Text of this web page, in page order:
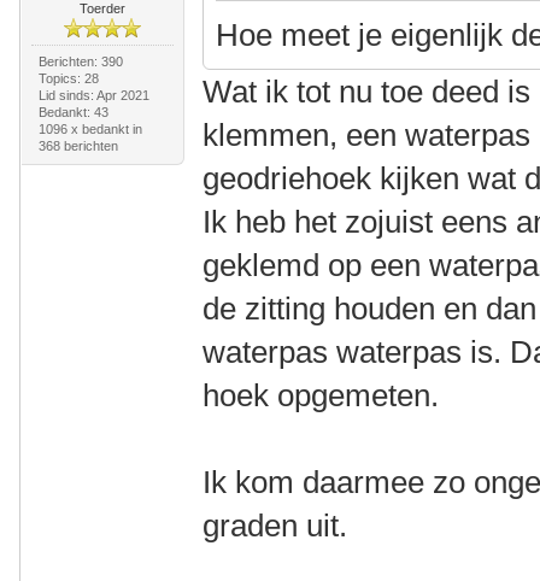
Toerder
Berichten: 390
Topics: 28
Lid sinds: Apr 2021
Bedankt: 43
1096 x bedankt in
368 berichten
Hoe meet je eigenlijk
Wat ik tot nu toe deed
klemmen, een
geodriehoek kijken wat
Ik heb het zojuist eens
geklemd op een
de zitting houden en
waterpas waterpas is.
hoek opgemeten.
Ik kom daarmee zo
graden uit.